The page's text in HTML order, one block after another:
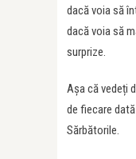
dacă voia să
dacă voia să
surprize.
Așa că vedeți
de fiecare
Sărbătorile.